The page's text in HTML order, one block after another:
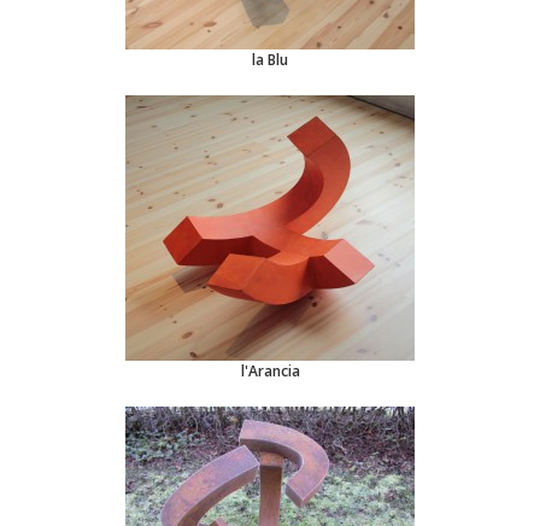
la Blu
l'Arancia